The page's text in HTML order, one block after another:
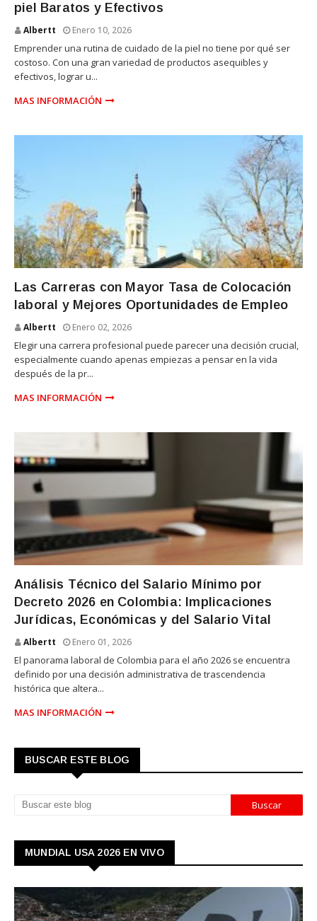
piel Baratos y Efectivos
Albertt Enero 10, 2026
Emprender una rutina de cuidado de la piel no tiene por qué ser
costoso. Con una gran variedad de productos asequibles y
efectivos, lograr u...
MAS INFORMACIÓN
Las Carreras con Mayor Tasa de Colocación
laboral y Mejores Oportunidades de Empleo
Albertt Enero 02, 2026
Elegir una carrera profesional puede parecer una decisión crucial,
especialmente cuando apenas empiezas a pensar en la vida
después de la pr...
MAS INFORMACIÓN
Análisis Técnico del Salario Mínimo por
Decreto 2026 en Colombia: Implicaciones
Jurídicas, Económicas y del Salario Vital
Albertt Enero 01, 2026
El panorama laboral de Colombia para el año 2026 se encuentra
definido por una decisión administrativa de trascendencia
histórica que altera...
MAS INFORMACIÓN
BUSCAR ESTE BLOG
MUNDIAL USA 2026 EN VIVO